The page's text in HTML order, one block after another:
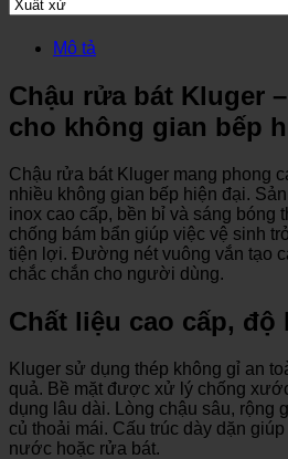
Mô tả
Chậu rửa bát Kluger
cho không gian bếp
Chậu rửa bát Kluger mang phong
nhiều không gian bếp hiện đại.
inox cao cấp, bền bỉ và sáng bóng
chống bám bẩn giúp việc vệ sinh
tiện lợi. Đường nét vuông vắn tạo
chắc chắn cho người dùng.
Chất liệu cao cấp,
Kluger sử dụng thép không gỉ an
quả. Bề mặt được xử lý chống
dụng lâu dài. Lòng chậu sâu, rộng
củ thoải mái. Cấu trúc dày dặn
nước hoặc rửa bát.